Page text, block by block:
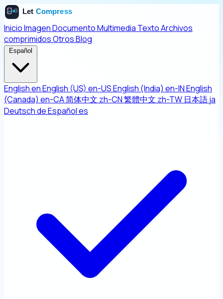
InicioImagenDocumentoMultimedia TextoArchivos
comprimidosOtrosBlog
Español
EnglishenEnglish (US) en-USEnglish (India) en-INEnglish
(Canada) en-CA简体中文 zh-CN繁體中文 zh-TW 日本語ja
DeutschdeEspañoles